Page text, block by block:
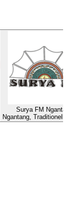
Surya FM
Ngantang,